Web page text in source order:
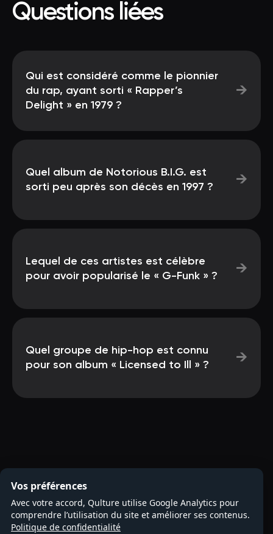
Questions liées
Qui est considéré comme le pionnier
du rap, ayant sorti « Rapper’s
Delight » en 1979 ?
→
Quel album de Notorious B.I.G. est
sorti peu après son décès en 1997 ?
→
Lequel de ces artistes est célèbre
pour avoir popularisé le « G-Funk » ?
→
Quel groupe de hip-hop est connu
pour son album « Licensed to Ill » ?
→
Vos préférences
Avec votre accord, Qulture utilise Google Analytics pour
comprendre l’utilisation du site et améliorer ses contenus.
Politique de confidentialité